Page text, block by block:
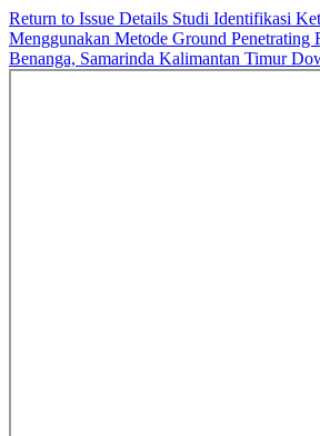
Return to Issue Details Studi Identifikasi
Menggunakan Metode Ground Penetrating
Benanga, Samarinda Kalimantan Timur